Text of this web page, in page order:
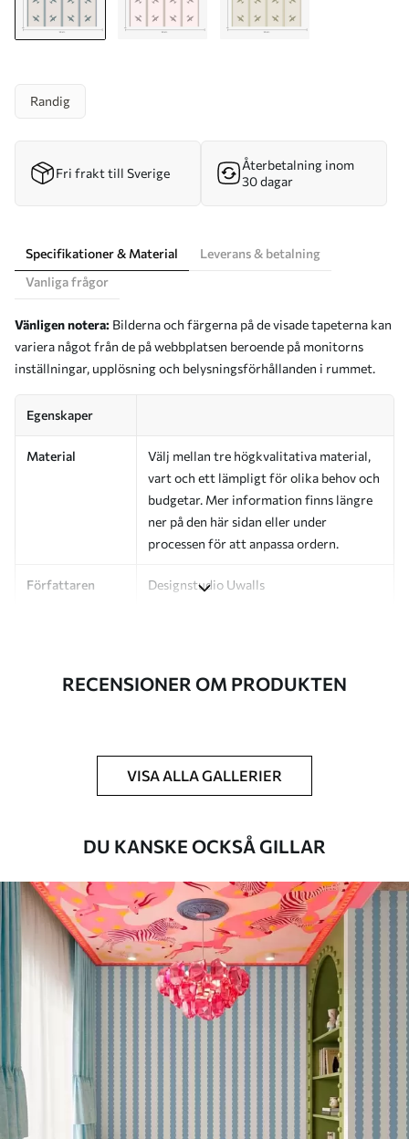
Randig
Fri frakt till Sverige
Återbetalning inom
30 dagar
Specifikationer & Material
Leverans & betalning
Vanliga frågor
Vänligen notera: Bilderna och färgerna på de visade tapeterna kan
variera något från de på webbplatsen beroende på monitorns
inställningar, upplösning och belysningsförhållanden i rummet.
Egenskaper
Material
Välj mellan tre högkvalitativa material,
vart och ett lämpligt för olika behov och
budgetar. Mer information finns längre
ner på den här sidan eller under
processen för att anpassa ordern.
Författaren Designstudio Uwalls
Du kan lägga till ett lackskikt och/eller
Rengöring
Tapeten kan rengöras försiktigt med en
rengöras med vatten.
Tillämpningsmetod Sömlös applikation
Tillgängliga material
.33299 .00 Kr /m²
Premium
RECENSIONER OM PRODUKTEN
VISA ALLA GALLERIER
DU KANSKE OCKSÅ GILLAR